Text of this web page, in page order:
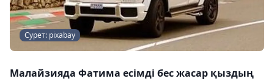
Сурет: pixabay
Малайзияда Фатима есімді бес жасар қыздың